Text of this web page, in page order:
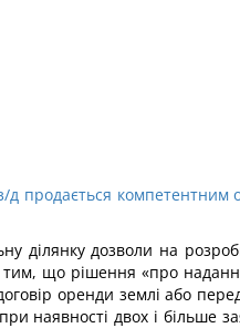
продається компетентним
ділянку дозволи на
тим, що рішення «про
оренди землі або
наявності двох і більше